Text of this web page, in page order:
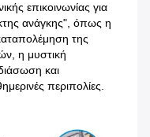
επικοινωνίας για
ανάγκης", όπως η
της
η μυστική
και
περιπολίες.